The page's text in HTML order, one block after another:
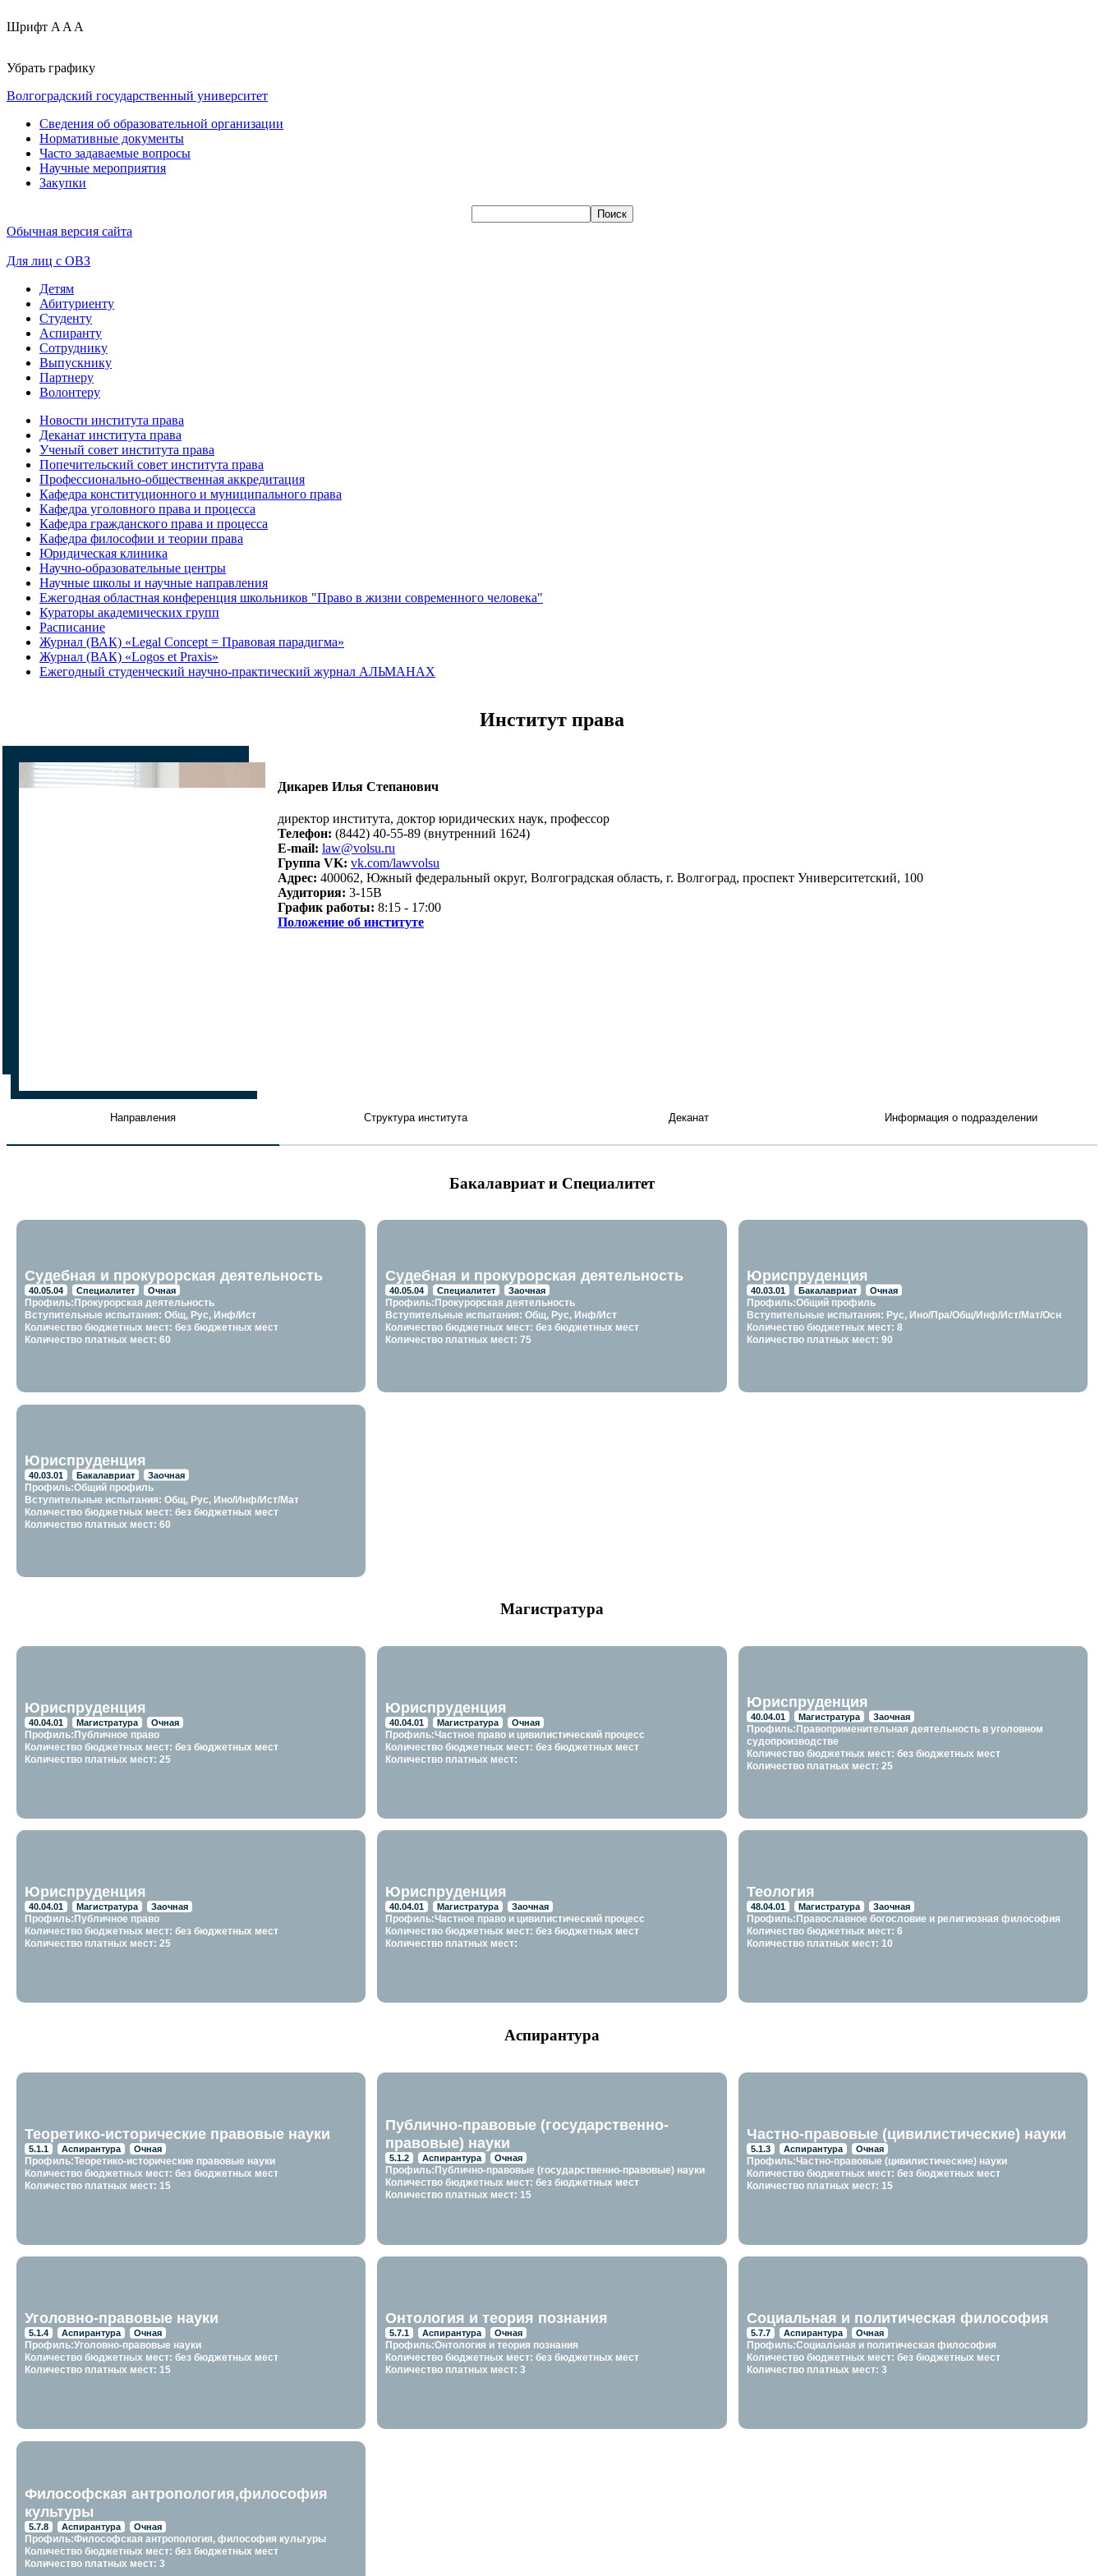
Шрифт A A A
Убрать графику
Волгоградский государственный университет
Сведения об образовательной организации
Нормативные документы
Часто задаваемые вопросы
Научные мероприятия
Закупки
Обычная версия сайта
Для лиц с ОВЗ
Детям
Абитуриенту
Студенту
Аспиранту
Сотруднику
Выпускнику
Партнеру
Волонтеру
Новости института права
Деканат института права
Ученый совет института права
Попечительский совет института права
Профессионально-общественная аккредитация
Кафедра конституционного и муниципального права
Кафедра уголовного права и процесса
Кафедра гражданского права и процесса
Кафедра философии и теории права
Юридическая клиника
Научно-образовательные центры
Научные школы и научные направления
Ежегодная областная конференция школьников "Право в жизни современного человека"
Кураторы академических групп
Расписание
Журнал (ВАК) «Legal Concept = Правовая парадигма»
Журнал (ВАК) «Logos et Praxis»
Ежегодный студенческий научно-практический журнал АЛЬМАНАХ
Институт права
Дикарев Илья Степанович
директор института, доктор юридических наук, профессор
Телефон: (8442) 40-55-89 (внутренний 1624)
E-mail: law@volsu.ru
Группа VK: vk.com/lawvolsu
Адрес: 400062, Южный федеральный округ, Волгоградская область, г. Волгоград, проспект Университетский, 100
Аудитория: 3-15В
График работы: 8:15 - 17:00
Положение об институте
Направления Структура института Деканат Информация о подразделении
Бакалавриат и Специалитет
Судебная и прокурорская деятельность
40.05.04 Специалитет Очная
Профиль:Прокурорская деятельность
Вступительные испытания: Общ, Рус, Инф/Ист
Количество бюджетных мест: без бюджетных мест
Количество платных мест: 60
Судебная и прокурорская деятельность
40.05.04 Специалитет Заочная
Профиль:Прокурорская деятельность
Вступительные испытания: Общ, Рус, Инф/Ист
Количество бюджетных мест: без бюджетных мест
Количество платных мест: 75
Юриспруденция
40.03.01 Бакалавриат Очная
Профиль:Общий профиль
Вступительные испытания: Рус, Ино/Пра/Общ/Инф/Ист/Мат/Осн
Количество бюджетных мест: 8
Количество платных мест: 90
Юриспруденция
40.03.01 Бакалавриат Заочная
Профиль:Общий профиль
Вступительные испытания: Общ, Рус, Ино/Инф/Ист/Мат
Количество бюджетных мест: без бюджетных мест
Количество платных мест: 60
Магистратура
Юриспруденция
40.04.01 Магистратура Очная
Профиль:Публичное право
Количество бюджетных мест: без бюджетных мест
Количество платных мест: 25
Юриспруденция
40.04.01 Магистратура Очная
Профиль:Частное право и цивилистический процесс
Количество бюджетных мест: без бюджетных мест
Количество платных мест:
Юриспруденция
40.04.01 Магистратура Заочная
Профиль:Правоприменительная деятельность в уголовном
судопроизводстве
Количество бюджетных мест: без бюджетных мест
Количество платных мест: 25
Юриспруденция
40.04.01 Магистратура Заочная
Профиль:Публичное право
Количество бюджетных мест: без бюджетных мест
Количество платных мест: 25
Юриспруденция
40.04.01 Магистратура Заочная
Профиль:Частное право и цивилистический процесс
Количество бюджетных мест: без бюджетных мест
Количество платных мест:
Теология
48.04.01 Магистратура Заочная
Профиль:Православное богословие и религиозная философия
Количество бюджетных мест: 6
Количество платных мест: 10
Аспирантура
Теоретико-исторические правовые науки
5.1.1 Аспирантура Очная
Профиль:Теоретико-исторические правовые науки
Количество бюджетных мест: без бюджетных мест
Количество платных мест: 15
Публично-правовые (государственно-
правовые) науки
5.1.2 Аспирантура Очная
Профиль:Публично-правовые (государственно-правовые) науки
Количество бюджетных мест: без бюджетных мест
Количество платных мест: 15
Частно-правовые (цивилистические) науки
5.1.3 Аспирантура Очная
Профиль:Частно-правовые (цивилистические) науки
Количество бюджетных мест: без бюджетных мест
Количество платных мест: 15
Уголовно-правовые науки
5.1.4 Аспирантура Очная
Профиль:Уголовно-правовые науки
Количество бюджетных мест: без бюджетных мест
Количество платных мест: 15
Онтология и теория познания
5.7.1 Аспирантура Очная
Профиль:Онтология и теория познания
Количество бюджетных мест: без бюджетных мест
Количество платных мест: 3
Социальная и политическая философия
5.7.7 Аспирантура Очная
Профиль:Социальная и политическая философия
Количество бюджетных мест: без бюджетных мест
Количество платных мест: 3
Философская антропология,философия
культуры
5.7.8 Аспирантура Очная
Профиль:Философская антропология, философия культуры
Количество бюджетных мест: без бюджетных мест
Количество платных мест: 3